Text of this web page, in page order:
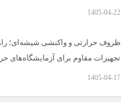
1405-04-22
ظروف حرارتی و واکنشی شیشه‌ای؛
تجهیزات مقاوم برای آزمایشگاه‌های
1405-04-17